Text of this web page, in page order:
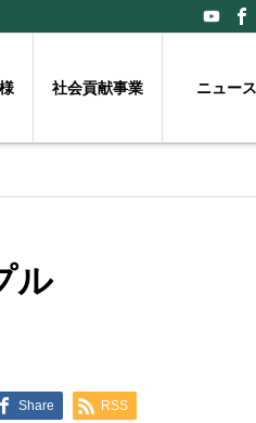
社会貢献事業 ニュース
ル
Share RSS